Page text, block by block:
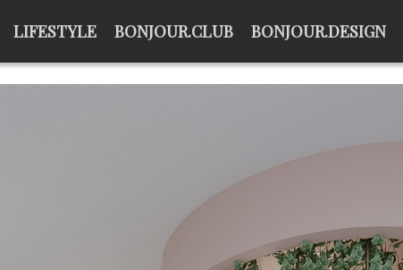
LIFESTYLE BONJOUR.CLUB BONJOUR.DESIGN